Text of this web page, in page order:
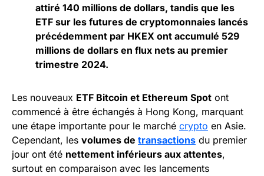
attiré 140 millions de dollars, tandis que les
ETF sur les futures de cryptomonnaies lancés
précédemment par HKEX ont accumulé 529
millions de dollars en flux nets au premier
trimestre 2024.
Les nouveaux ETF Bitcoin et Ethereum Spot ont
commencé à être échangés à Hong Kong, marquant
une étape importante pour le marché crypto en Asie.
Cependant, les volumes de transactions du premier
jour ont été nettement inférieurs aux attentes,
surtout en comparaison avec les lancements